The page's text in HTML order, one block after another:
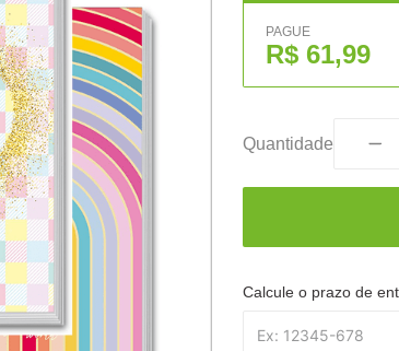
PAGUE
R$ 61,99
Quantidade
Calcule o prazo de